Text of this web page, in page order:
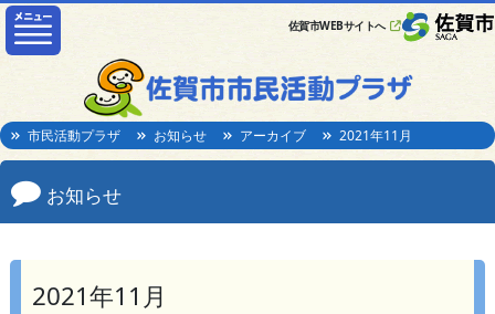
佐賀市WEBサイトへ
市民活動プラザ お知らせ アーカイブ 2021年11月
お知らせ
2021年11月